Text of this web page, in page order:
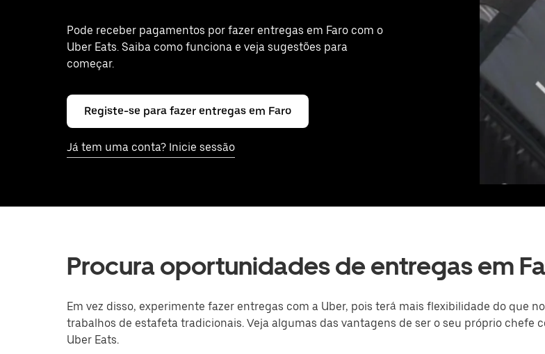
Pode receber pagamentos por fazer entregas em Faro com o
Uber Eats. Saiba como funciona e veja sugestões para
começar.
Registe-se para fazer entregas em Faro
Já tem uma conta? Inicie sessão
Procura oportunidades de entregas em
Em vez disso, experimente fazer entregas com a Uber, pois terá mais flexibilidade do que
trabalhos de estafeta tradicionais. Veja algumas das vantagens de ser o seu próprio chefe
Uber Eats.